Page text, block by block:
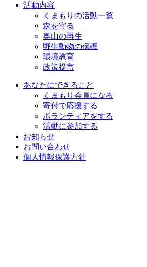
活動内容
くまもりの活動一覧
森を守る
奥山の再生
野生動物の保護
環境教育
政策提言
あなたにできること
くまもり会員になる
寄付で応援する
ボランティアをする
活動に参加する
お知らせ
お問い合わせ
個人情報保護方針